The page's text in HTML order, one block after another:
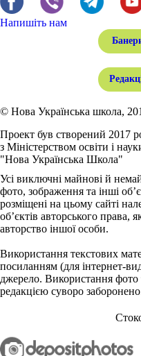
Напишіть нам
© Нова Українська школа,
Проект був створений 2017
з Міністерством освіти і
"Нова Українська Школа"
Усі виключні майнові й
фото, зображення та інші
розміщені на цьому сайті
об’єктів авторського права,
авторство іншої особи.
Використання текстових
посиланням (для інтернет-
джерело. Використання фото
редакцією суворо